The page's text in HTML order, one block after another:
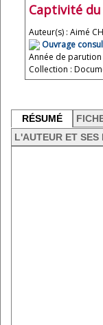
Captivité
Auteur(s) : Aimé
Ouvrage
Année de parution
Collection :
RÉSUMÉ
L'AUTEUR ET SES